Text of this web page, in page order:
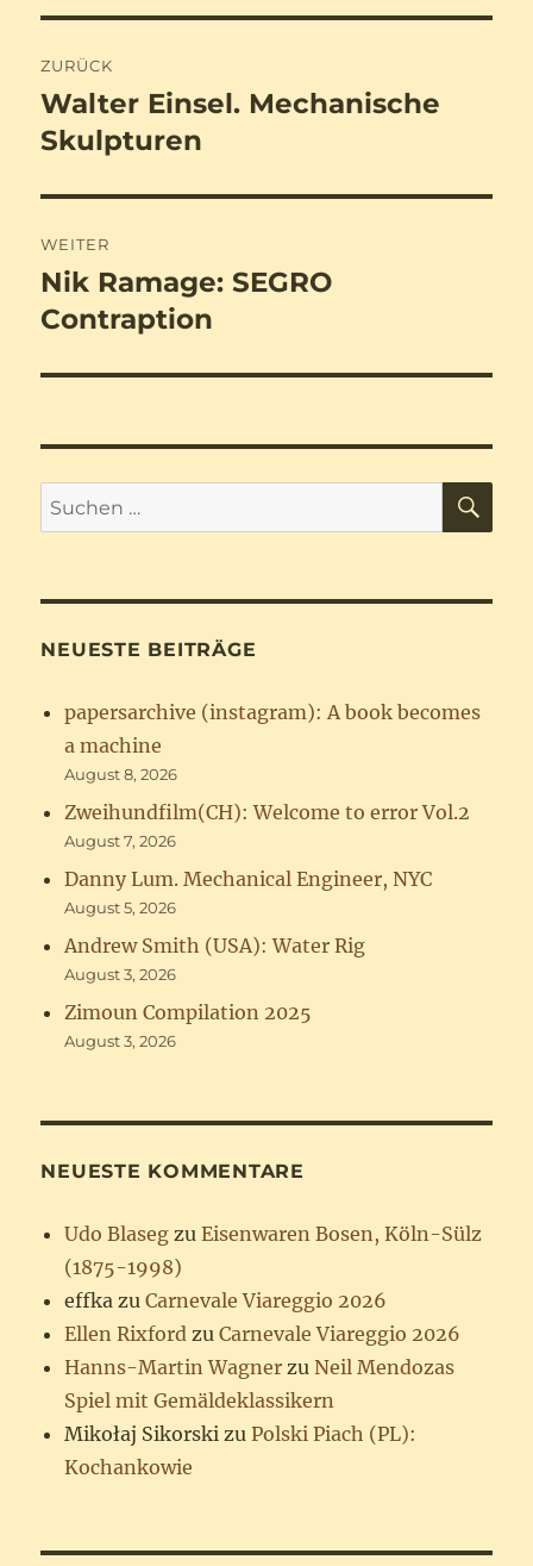
ZURÜCK
Vorheriger
Beitrag:
Walter Einsel. Mechanische
Skulpturen
WEITER
Nächster
Beitrag:
Nik Ramage: SEGRO
Contraption
Suchen
nach:
NEUESTE BEITRÄGE
papersarchive (instagram): A book becomes
a machine
August 8, 2026
Zweihundfilm(CH): Welcome to error Vol.2
August 7, 2026
Danny Lum. Mechanical Engineer, NYC
August 5, 2026
Andrew Smith (USA): Water Rig
August 3, 2026
Zimoun Compilation 2025
August 3, 2026
NEUESTE KOMMENTARE
Udo Blaseg zuEisenwaren Bosen, Köln-Sülz
(1875-1998)
effka zuCarnevale Viareggio 2026
Ellen Rixford zuCarnevale Viareggio 2026
Hanns-Martin Wagner zuNeil Mendozas
Spiel mit Gemäldeklassikern
Mikołaj Sikorski zuPolski Piach (PL):
Kochankowie